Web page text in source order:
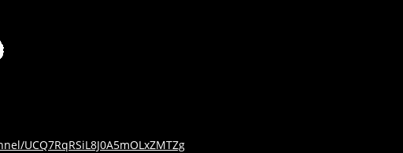
UCQ7RqRSiL8J0A5mOLxZMTZg